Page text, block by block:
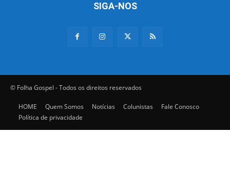
SIGA-NOS
© Folha Gospel - Todos os direitos reservados
HOME Quem Somos Notícias Colunistas
Fale Conosco
Política de privacidade